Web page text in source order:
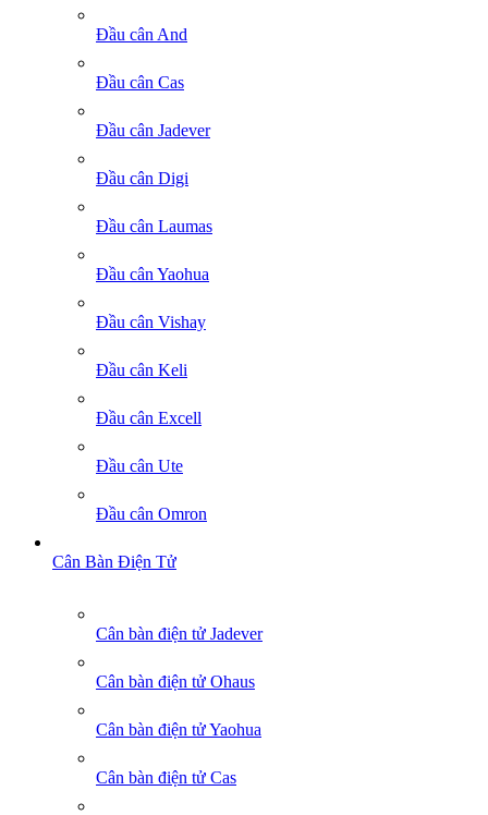
Đầu cân And
Đầu cân Cas
Đầu cân Jadever
Đầu cân Digi
Đầu cân Laumas
Đầu cân Yaohua
Đầu cân Vishay
Đầu cân Keli
Đầu cân Excell
Đầu cân Ute
Đầu cân Omron
Cân Bàn Điện Tử
Cân bàn điện tử Jadever
Cân bàn điện tử Ohaus
Cân bàn điện tử Yaohua
Cân bàn điện tử Cas